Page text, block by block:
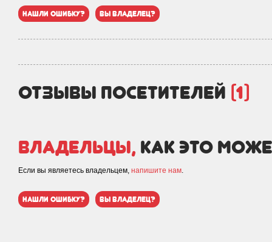
нашли ошибку? вы владелец?
отзывы посетителей (1)
Владельцы, как это
Если вы являетесь владельцем, напишите нам.
нашли ошибку? вы владелец?